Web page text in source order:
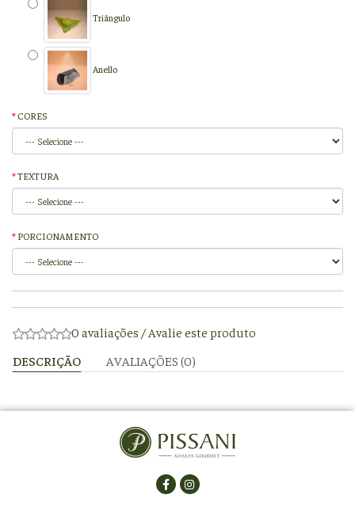
Triângulo
Anello
CORES
TEXTURA
PORCIONAMENTO
0 avaliações /Avalie este produto
DESCRIÇÃO
AVALIAÇÕES (0)